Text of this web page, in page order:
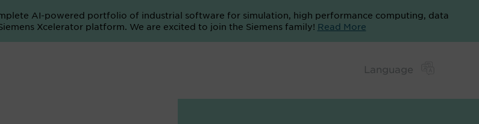
AI-powered portfolio of industrial software for simulation, high performance computing, data
Xcelerator platform. We are excited to join the Siemens family! Read More